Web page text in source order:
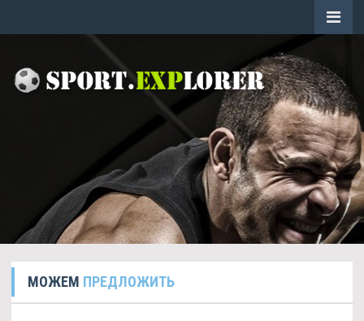
МОЖЕМ ПРЕДЛОЖИТЬ